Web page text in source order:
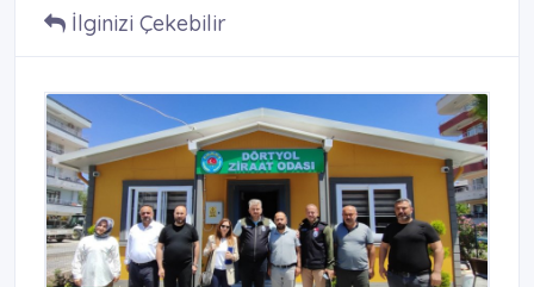
İlginizi Çekebilir